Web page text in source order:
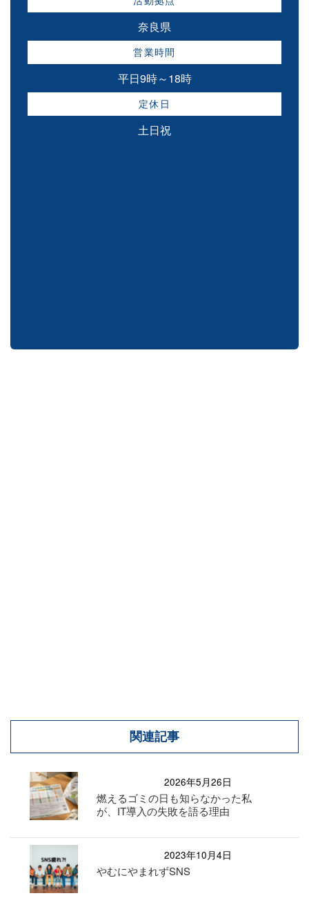
奈良県
営業時間
平日9時～18時
定休日
土日祝
関連記事
2026年5月26日
燃えるゴミの日も知らなかった私
が、IT導入の失敗を語る理由
2023年10月4日
やむにやまれずSNS